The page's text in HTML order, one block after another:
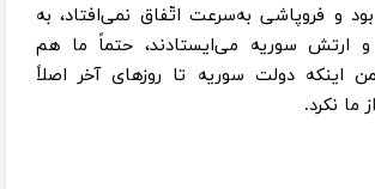
و فروپاشی به‌سرعت اتّفاق نمی‌افتاد، به
ارتش سوریه می‌ایستادند، حتماً ما هم
اینکه دولت سوریه تا روزهای آخر اصلاً
ما نکرد.